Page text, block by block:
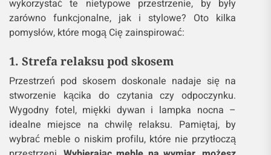
wykorzystać te nietypowe przestrzenie, by były
zarówno funkcjonalne, jak i stylowe? Oto kilka
pomysłów, które mogą Cię zainspirować:
1. Strefa relaksu pod skosem
Przestrzeń pod skosem doskonale nadaje się na
stworzenie kącika do czytania czy odpoczynku.
Wygodny fotel, miękki dywan i lampka nocna –
idealne miejsce na chwilę relaksu. Pamiętaj, by
wybrać meble o niskim profilu, które nie przytłoczą